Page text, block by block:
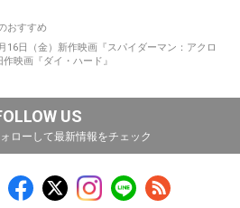
おすすめ
日（金）新作映画『スパイダーマン：アクロ
映画『ダイ・ハード』
US
ローして最新情報をチェック